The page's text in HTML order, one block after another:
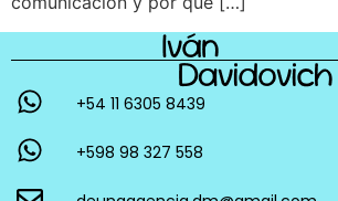
+54 11 6305 8439
+598 98 327 558